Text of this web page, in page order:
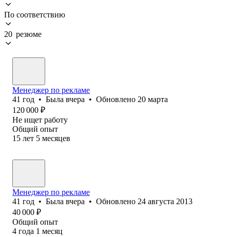
По соответствию
20 резюме
Менеджер по рекламе
41 год • Была вчера • Обновлено 20 марта
120 000 ₽
Не ищет работу
Общий опыт
15 лет 5 месяцев
Менеджер по рекламе
41 год • Была вчера • Обновлено 24 августа 2013
40 000 ₽
Общий опыт
4 года 1 месяц